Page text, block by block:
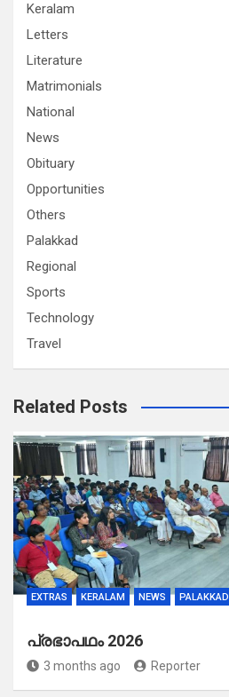
Keralam
Letters
Literature
Matrimonials
National
News
Obituary
Opportunities
Others
Palakkad
Regional
Sports
Technology
Travel
Related Posts
EXTRAS KERALAM NEWS PALAKKAD
പ്രഭാപഥം 2026
3 months ago Reporter